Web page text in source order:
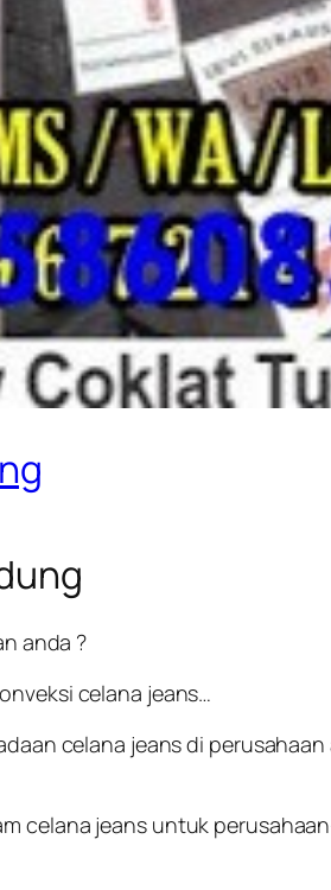
anda ?
celana jeans…
celana jeans di
celana jeans untuk